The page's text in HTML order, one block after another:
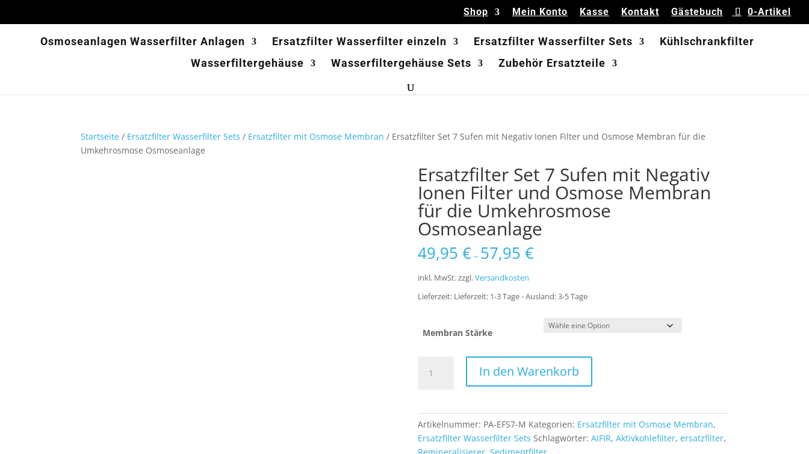
Shop Mein Konto Kasse Kontakt Gästebuch 0-Artikel
Osmoseanlagen Wasserfilter Anlagen Ersatzfilter Wasserfilter einzeln Ersatzfilter Wasserfilter Sets
Kühlschrankfilter
Wasserfiltergehäuse
Wasserfiltergehäuse Sets Zubehör Ersatzteile
Startseite / Ersatzfilter Wasserfilter Sets / Ersatzfilter mit Osmose Membran / Ersatzfilter Set 7 Sufen mit Negativ Ionen Filter und Osmose Membran für die
Umkehrosmose Osmoseanlage
Ersatzfilter Set 7 Sufen mit Negativ
Ionen Filter und Osmose Membran
für die Umkehrosmose
Osmoseanlage
49,95 € – 57,95 €
inkl. MwSt. zzgl.Versandkosten
Lieferzeit: Lieferzeit: 1-3 Tage - Ausland: 3-5 Tage
Membran Stärke
Negativ
Ionen
In den Warenkorb
Artikelnummer: PA-EFS7-M Kategorien: Ersatzfilter mit Osmose Membran,
Ersatzfilter Wasserfilter Sets Schlagwörter: AIFIR, Aktivkohlefilter, ersatzfilter,